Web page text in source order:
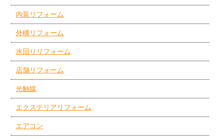
内装リフォーム
外構リフォーム
水回りリフォーム
店舗リフォーム
光触媒
エクステリアリフォーム
エアコン